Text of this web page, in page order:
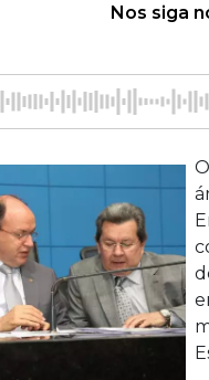
Nos siga